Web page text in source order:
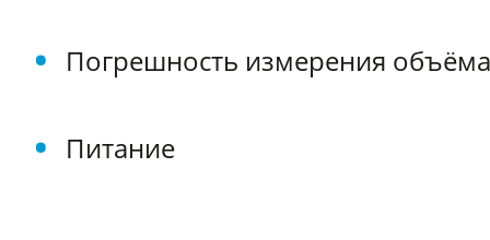
Погрешность измерения
Питание